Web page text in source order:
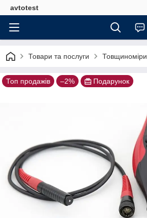
avtotest
Товари та послуги Товщиноміри
Топ продажів –2% Подарунок